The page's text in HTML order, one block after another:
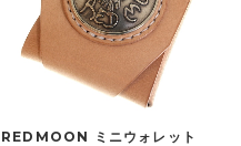
REDMOON ミニウォレット